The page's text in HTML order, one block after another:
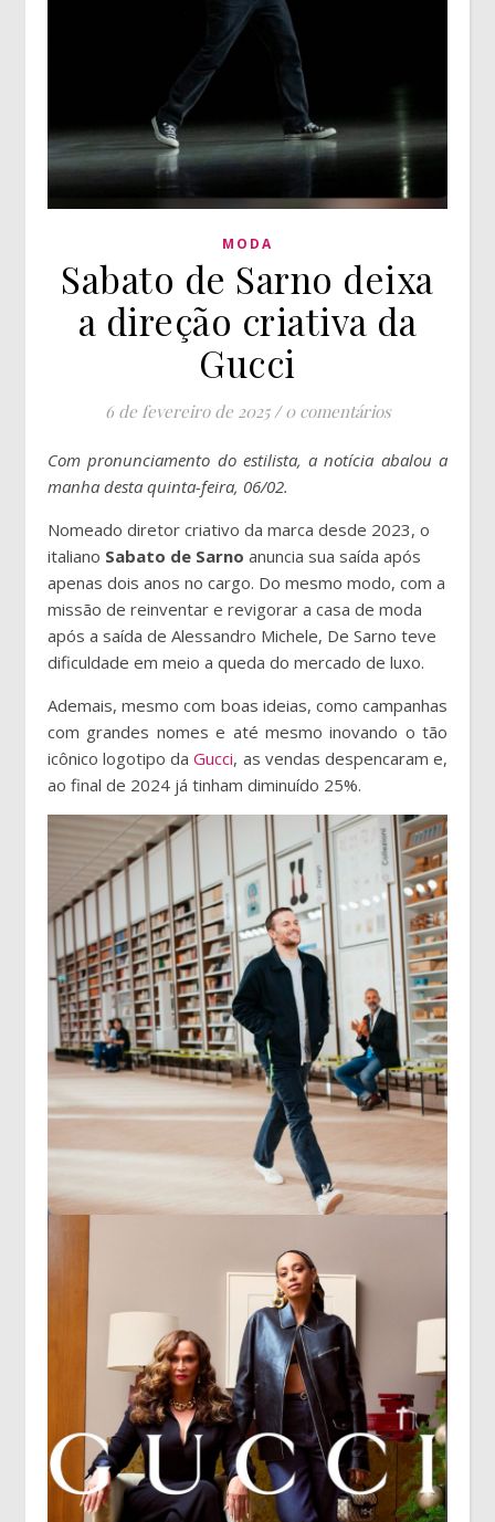
MODA
Sabato de Sarno deixa
a direção criativa da
Gucci
6 de fevereiro de 2025 / 0 comentários
Com pronunciamento do estilista, a notícia abalou a
manha desta quinta-feira, 06/02.
Nomeado diretor criativo da marca desde 2023, o
italiano Sabato de Sarno anuncia sua saída após
apenas dois anos no cargo. Do mesmo modo, com a
missão de reinventar e revigorar a casa de moda
após a saída de Alessandro Michele, De Sarno teve
dificuldade em meio a queda do mercado de luxo.
Ademais, mesmo com boas ideias, como campanhas
com grandes nomes e até mesmo inovando o tão
icônico logotipo daGucci, as vendas despencaram e,
ao final de 2024 já tinham diminuído 25%.